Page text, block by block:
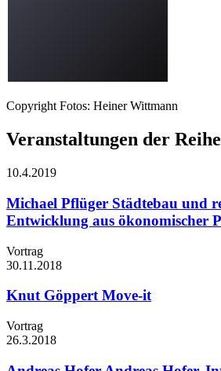
Copyright Fotos: Heiner Wittmann
Veranstaltungen der
10.4.2019
Michael Pflüger Städtebau und
Entwicklung aus ökonomischer
Vortrag
30.11.2018
Knut Göppert Move-it
Vortrag
26.3.2018